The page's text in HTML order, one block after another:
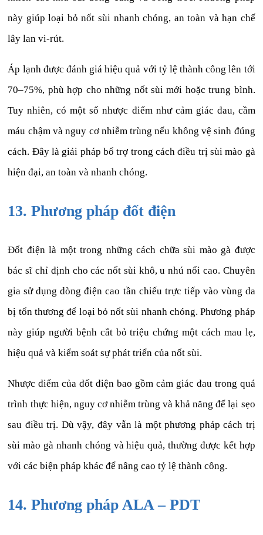
này giúp loại bỏ nốt sùi nhanh chóng, an toàn và hạn chế
lây lan vi-rút.
Áp lạnh được đánh giá hiệu quả với tỷ lệ thành công lên tới
70–75%, phù hợp cho những nốt sùi mới hoặc trung bình.
Tuy nhiên, có một số nhược điểm như cảm giác đau, cầm
máu chậm và nguy cơ nhiễm trùng nếu không vệ sinh đúng
cách. Đây là giải pháp bổ trợ trong cách điều trị sùi mào gà
hiện đại, an toàn và nhanh chóng.
13. Phương pháp đốt điện
Đốt điện là một trong những cách chữa sùi mào gà được
bác sĩ chỉ định cho các nốt sùi khô, u nhú nổi cao. Chuyên
gia sử dụng dòng điện cao tần chiếu trực tiếp vào vùng da
bị tổn thương để loại bỏ nốt sùi nhanh chóng. Phương pháp
này giúp người bệnh cắt bỏ triệu chứng một cách mau lẹ,
hiệu quả và kiểm soát sự phát triển của nốt sùi.
Nhược điểm của đốt điện bao gồm cảm giác đau trong quá
trình thực hiện, nguy cơ nhiễm trùng và khả năng để lại sẹo
sau điều trị. Dù vậy, đây vẫn là một phương pháp cách trị
sùi mào gà nhanh chóng và hiệu quả, thường được kết hợp
với các biện pháp khác để nâng cao tỷ lệ thành công.
14. Phương pháp ALA – PDT